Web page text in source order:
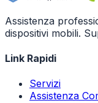
Assistenza
dispositivi mobili.
Link Rapidi
Servizi
Assistenza